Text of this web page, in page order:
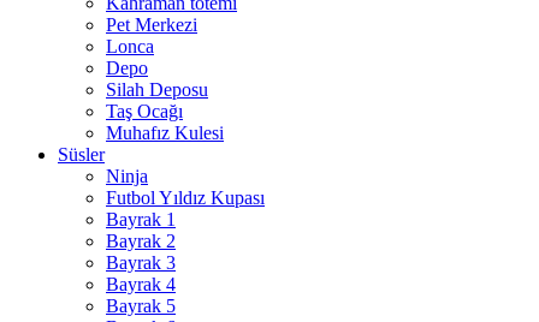
Pet Merkezi
Lonca
Depo
Silah Deposu
Taş Ocağı
Muhafız Kulesi
Süsler
Ninja
Futbol Yıldız Kupası
Bayrak 1
Bayrak 2
Bayrak 3
Bayrak 4
Bayrak 5